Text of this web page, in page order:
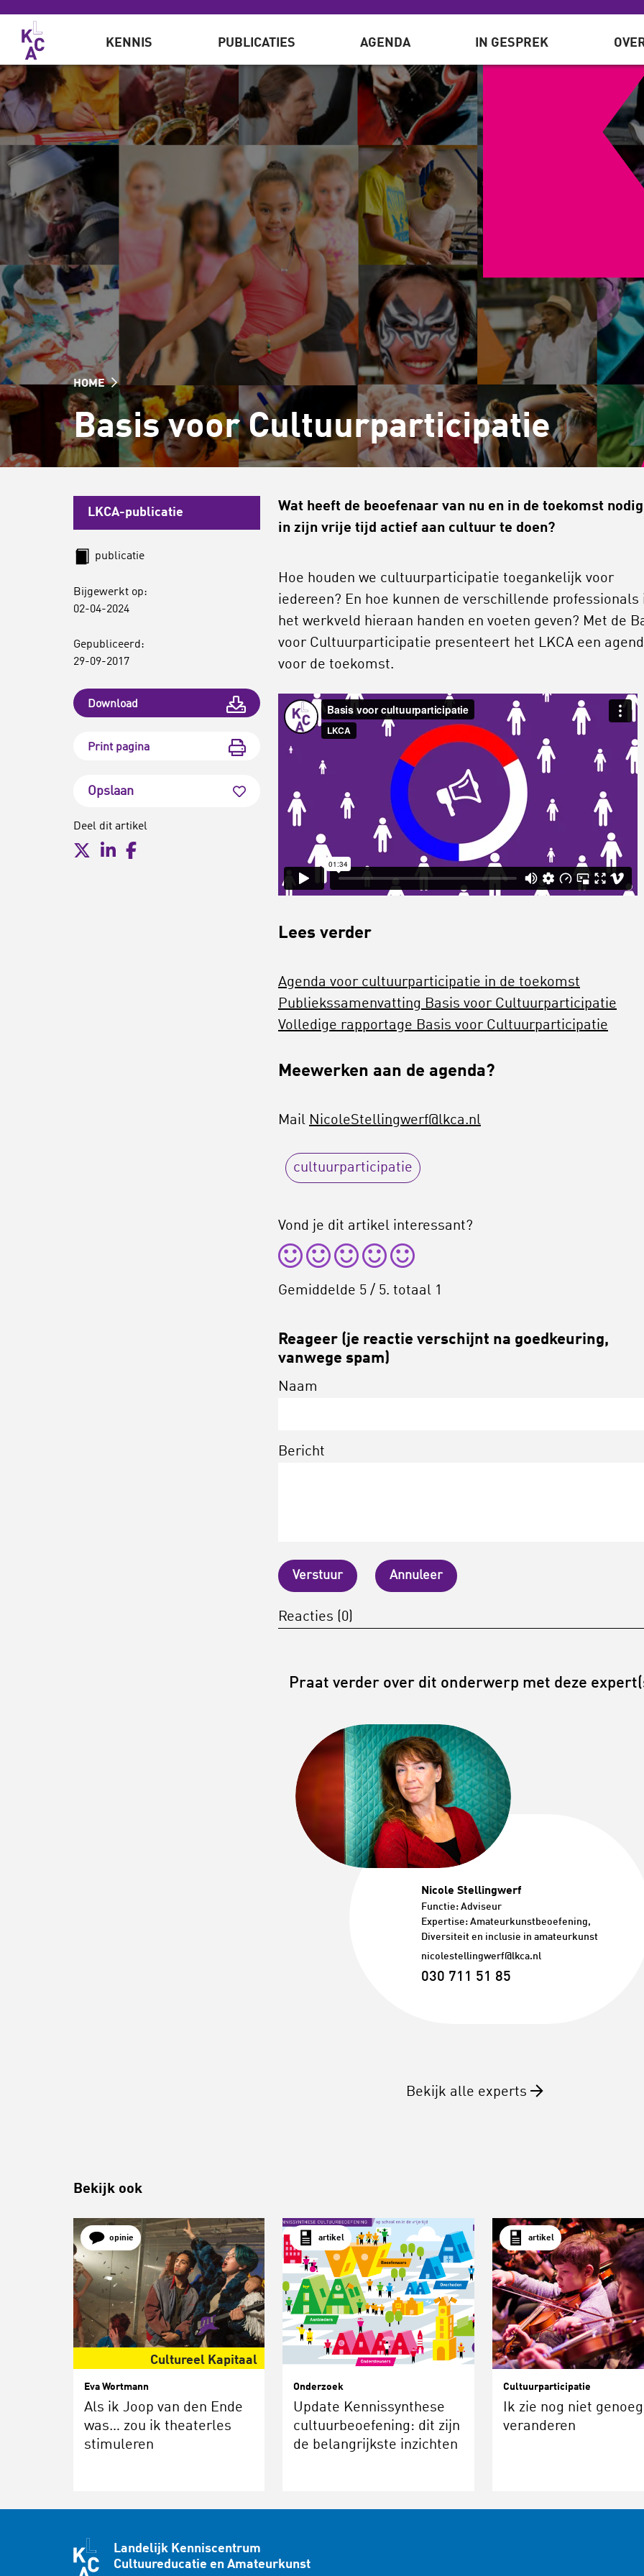
Overslaan en naar de inhoud gaan
KENNIS PUBLICATIES AGENDA IN GESPREK
HOME
Basis voor Cultuurparticipatie
LKCA-publicatie
publicatie
Bijgewerkt op:
02-04-2024
Gepubliceerd:
29-09-2017
Download
Print pagina
Opslaan
Deel dit artikel
Wat heeft de beoefenaar van nu en in de toekomst
in zijn vrije tijd actief aan cultuur te doen?
Hoe houden we cultuurparticipatie toegankelijk voor
iedereen? En hoe kunnen de verschillende professionals
het werkveld hieraan handen en voeten geven? Met de
voor Cultuurparticipatie presenteert het LKCA een
voor de toekomst.
Lees verder
Agenda voor cultuurparticipatie in de toekomst
Publiekssamenvatting Basis voor Cultuurparticipatie
Volledige rapportage Basis voor Cultuurparticipatie
Meewerken aan de agenda?
Mail NicoleStellingwerf@lkca.nl
cultuurparticipatie
Vond je dit artikel interessant?
Gemiddelde 5 / 5. totaal 1
Reageer (je reactie verschijnt na goedkeuring,
vanwege spam)
Naam
Bericht
Verstuur Annuleer
Reacties (0)
Praat verder over dit onderwerp met deze
Nicole Stellingwerf
Functie: Adviseur
Expertise: Amateurkunstbeoefening,
Diversiteit en inclusie in amateurkunst
nicolestellingwerf@lkca.nl
030 711 51 85
Bekijk alle experts
Bekijk ook
opinie
Cultureel Kapitaal
Eva Wortmann
Als ik Joop van den Ende
was… zou ik theaterles
stimuleren
artikel
Onderzoek
Update Kennissynthese
cultuurbeoefening: dit zijn
de belangrijkste inzichten
artikel
Cultuurparticipatie
Ik zie nog niet genoeg
veranderen
Landelijk Kenniscentrum
Cultuureducatie en Amateurkunst